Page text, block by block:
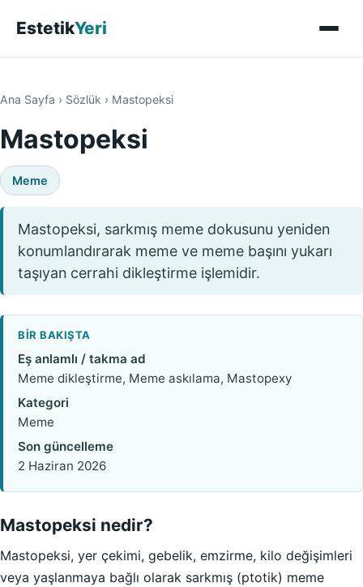
EstetikYeri
Ana Sayfa › Sözlük › Mastopeksi
Mastopeksi
Meme
Mastopeksi, sarkmış meme dokusunu yeniden
konumlandırarak meme ve meme başını yukarı
taşıyan cerrahi dikleştirme işlemidir.
BIR BAKIŞTA
Eş anlamlı / takma ad
Meme dikleştirme, Meme askılama, Mastopexy
Kategori
Meme
Son güncelleme
2 Haziran 2026
Mastopeksi nedir?
Mastopeksi, yer çekimi, gebelik, emzirme, kilo değişimleri
veya yaşlanmaya bağlı olarak sarkmış (ptotik) meme